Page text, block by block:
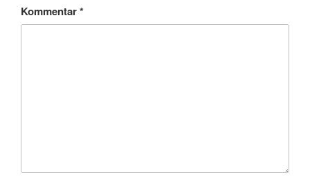
Kommentar*